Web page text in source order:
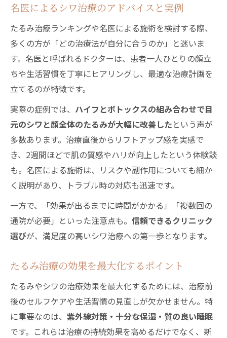
名医によるシワ治療のアドバイスと実例
たるみ治療ランキングや名医による施術を検討する際、
多くの方が「どの治療法が自分に合うのか」と迷いま
す。名医と呼ばれるドクターは、患者一人ひとりの顔立
ちや生活習慣を丁寧にヒアリングし、最適な治療計画を
立てるのが特徴です。
実際の症例では、 ハイフとボトックスの組み合わせで目
元のシワと顔全体のたるみが大幅に改善したという声が
多数あります。治療直後からリフトアップ感を実感で
き、2週間ほどで肌の質感やハリが向上したという体験談
も。名医による施術は、リスクや副作用についても細か
く説明があり、トラブル時の対応も迅速です。
一方で、「効果が出るまでに時間がかかる」「複数回の
通院が必要」といった注意点も。 信頼できるクリニック
選びが、満足度の高いシワ治療への第一歩となります。
たるみ治療の効果を最大化するポイント
たるみやシワの治療効果を最大化するためには、治療前
後のセルフケアや生活習慣の見直しが欠かせません。特
に重要なのは、 紫外線対策・十分な保湿・質の良い睡眠
です。これらは治療の持続効果を高めるだけでなく、新